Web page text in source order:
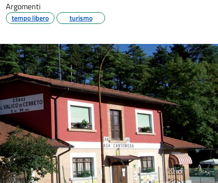
Argomenti
tempo libero turismo